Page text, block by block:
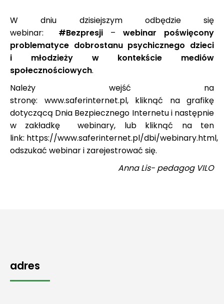
W dniu dzisiejszym odbędzie się
webinar: #Bezpresji – webinar poświęcony
problematyce dobrostanu psychicznego dzieci
i młodzieży w kontekście mediów
społecznościowych.
Należy wejść na
stronę: www.saferinternet.pl,kliknąć na grafikę
dotyczącą Dnia Bezpiecznego Internetu i następnie
w zakładkę webinary, lub kliknąć na ten
link: https://www.saferinternet.pl/dbi/webinary.html,
odszukać webinar i zarejestrować się.
Anna Lis- pedagog VILO
adres